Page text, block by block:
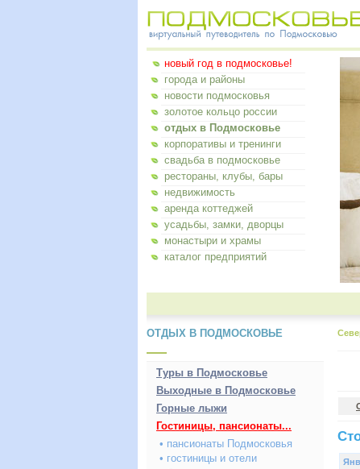
новый год в подмосковье!
города и районы
новости подмосковья
золотое кольцо россии
отдых в Подмосковье
корпоративы и тренинги
свадьба в подмосковье
рестораны, клубы, бары
недвижимость
аренда коттеджей
усадьбы, замки, дворцы
монастыри и храмы
каталог предприятий
ОТДЫХ В ПОДМОСКОВЬЕ
Туры в Подмосковье
Выходные в Подмосковье
Горные лыжи
Гостиницы, пансионаты...
• пансионаты Подмосковья
• гостиницы и отели
Янв